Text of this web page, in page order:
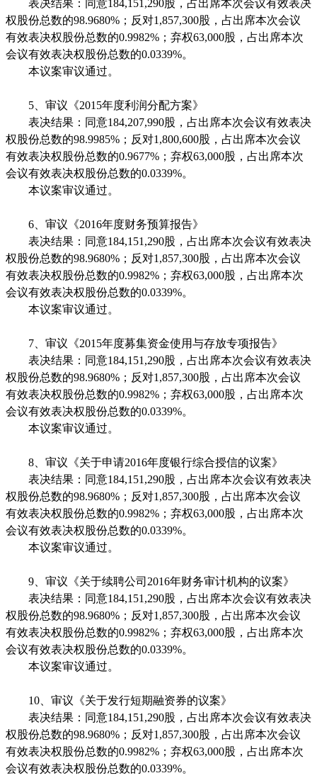
表决结果：同意184,151,290股，占出席本次会议有效表决
权股份总数的98.9680% ；反对1,857,300股，占出席本次会议
有效表决权股份总数的0.9982% ；弃权63,000股，占出席本次
会议有效表决权股份总数的0.0339%。
本议案审议通过。
5 、审议《2015年度利润分配方案》
表决结果：同意184,207,990股，占出席本次会议有效表决
权股份总数的98.9985% ；反对1,800,600股，占出席本次会议
有效表决权股份总数的0.9677% ；弃权63,000股，占出席本次
会议有效表决权股份总数的0.0339%。
本议案审议通过。
6 、审议《2016年度财务预算报告》
表决结果：同意184,151,290股，占出席本次会议有效表决
权股份总数的98.9680% ；反对1,857,300股，占出席本次会议
有效表决权股份总数的0.9982% ；弃权63,000股，占出席本次
会议有效表决权股份总数的0.0339%。
本议案审议通过。
7 、审议《2015年度募集资金使用与存放专项报告》
表决结果：同意184,151,290股，占出席本次会议有效表决
权股份总数的98.9680% ；反对1,857,300股，占出席本次会议
有效表决权股份总数的0.9982% ；弃权63,000股，占出席本次
会议有效表决权股份总数的0.0339%。
本议案审议通过。
8 、审议《关于申请2016年度银行综合授信的议案》
表决结果：同意184,151,290股，占出席本次会议有效表决
权股份总数的98.9680% ；反对1,857,300股，占出席本次会议
有效表决权股份总数的0.9982% ；弃权63,000股，占出席本次
会议有效表决权股份总数的0.0339%。
本议案审议通过。
9 、审议《关于续聘公司 2016年财务审计机构的议案》
表决结果：同意184,151,290股，占出席本次会议有效表决
权股份总数的98.9680% ；反对1,857,300股，占出席本次会议
有效表决权股份总数的0.9982% ；弃权63,000股，占出席本次
会议有效表决权股份总数的0.0339%。
本议案审议通过。
10 、审议《关于发行短期融资券的议案》
表决结果：同意184,151,290股，占出席本次会议有效表决
权股份总数的98.9680% ；反对1,857,300股，占出席本次会议
有效表决权股份总数的0.9982% ；弃权63,000股，占出席本次
会议有效表决权股份总数的0.0339%。